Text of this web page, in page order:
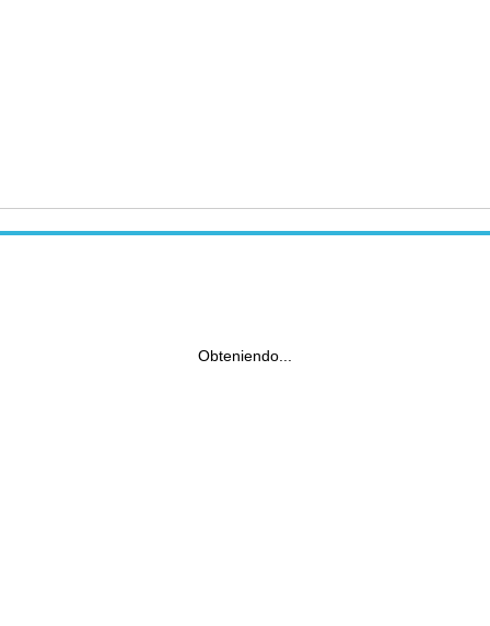
Obteniendo...